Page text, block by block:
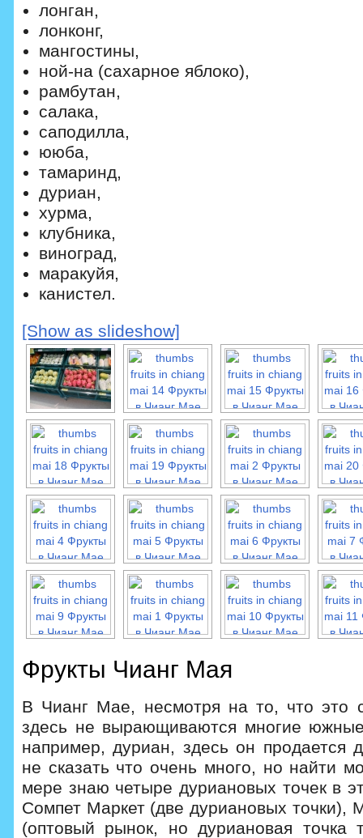
лонган,
лонконг,
мангостины,
ной-на (сахарное яблоко),
рамбутан,
салака,
саподилла,
ююба,
тамаринд,
дуриан,
хурма,
клубника,
виноград,
маракуйя,
канистел.
[Show as slideshow]
Фрукты Чианг Мая
В Чианг Мае, несмотря на то, что это
здесь не вырающиваются многие
например, дуриан, здесь он
не сказать что очень много, но найти
мере знаю четыре дуриановых точек в
Сомпет Маркет (две дуриановых точки),
(оптовый рынок, но дуриановая точка